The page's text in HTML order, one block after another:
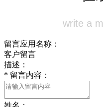
write a
留言应用名称：
客户留言
描述：
* 留言内容：